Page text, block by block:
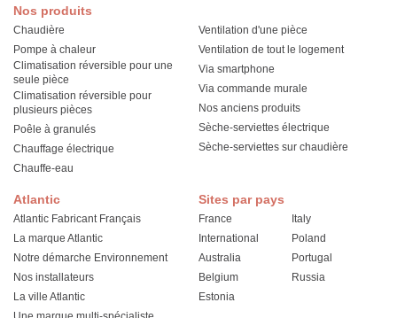
Atlantic
Atlantic Fabricant Français
La marque Atlantic
Notre démarche Environnement
Nos installateurs
La ville Atlantic
Nos produits
Chaudière
Pompe à chaleur
Climatisation réversible pour une
seule pièce
Climatisation réversible pour
plusieurs pièces
Poêle à granulés
Chauffage électrique
Chauffe-eau
Ventilation d'une pièce
Ventilation de tout le logement
Via smartphone
Via commande murale
Nos anciens produits
Sèche-serviettes électrique
Sèche-serviettes sur chaudière
Sites par pays
France
International
Australia
Belgium
Estonia
Italy
Poland
Portugal
Russia